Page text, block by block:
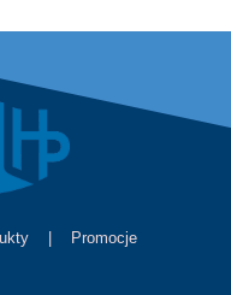
Promocje